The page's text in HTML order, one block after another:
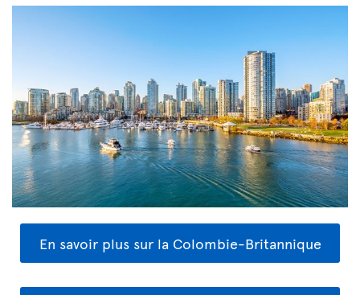
En savoir plus sur la Colombie-Britannique